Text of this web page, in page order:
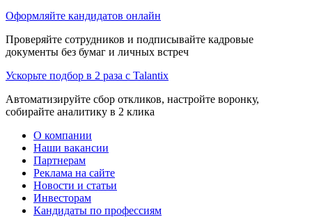
Оформляйте кандидатов онлайн
Проверяйте сотрудников и подписывайте кадровые
документы без бумаг и личных встреч
Ускорьте подбор в 2 раза с Talantix
Автоматизируйте сбор откликов, настройте воронку,
собирайте аналитику в 2 клика
О компании
Наши вакансии
Партнерам
Реклама на сайте
Новости и статьи
Инвесторам
Кандидаты по профессиям